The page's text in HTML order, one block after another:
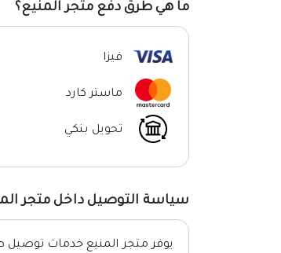
ما هي طرق دفع متجر المنيع؟
فيزا
ماستر كارد
تحويل بنكي
سياسة التوصيل داخل متجر
يوفر متجر المنيع خدمات